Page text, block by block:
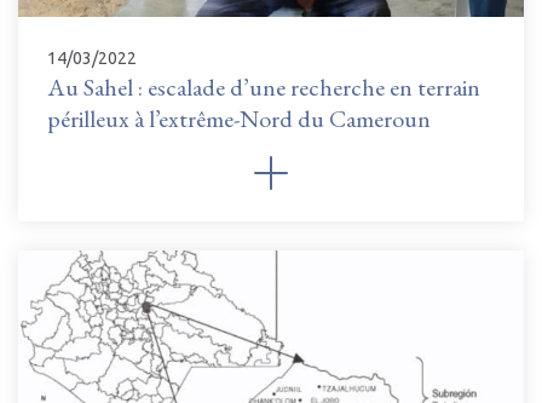
14/03/2022
Au Sahel : escalade d’une recherche en terrain
périlleux à l’extrême-Nord du Cameroun